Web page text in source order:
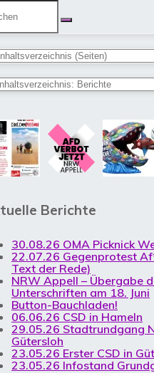
Berichte
30.08.26 OMA Picknick
22.07.26 Gegenprotest
Text der Rede)
NRW Appell – Übergabe
Unterschriften am 18. Juni
Button-Bauchladen!
06.06.26 CSD in Hameln
29.05.26 Stadtrundgang
Gütersloh
23.05.26 Erster CSD in
23.05.26 Infostand